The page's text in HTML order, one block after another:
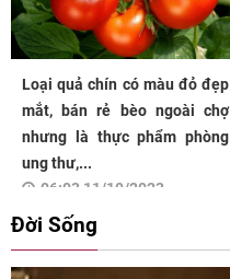
Loại quả chín có màu đỏ đẹp
mắt, bán rẻ bèo ngoài chợ
nhưng là thực phẩm phòng
ung thư,...
06:03 11/10/2023
Đời Sống